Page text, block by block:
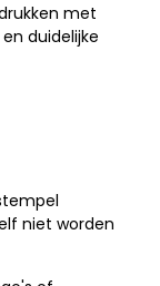
met
duidelijke
niet worden